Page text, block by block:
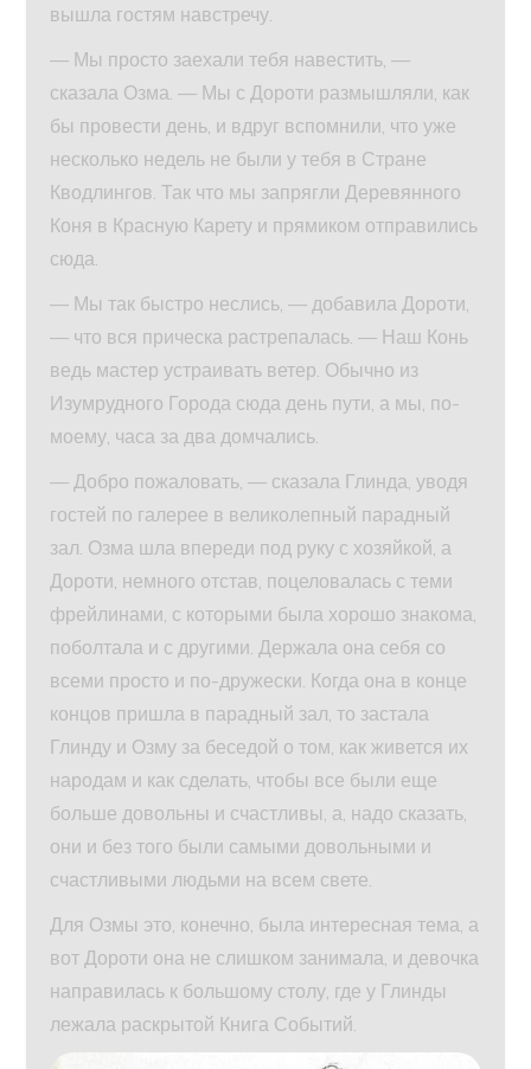
вышла гостям навстречу.
— Мы просто заехали тебя навестить, —
сказала Озма. — Мы с Дороти размышляли, как
бы провести день, и вдруг вспомнили, что уже
несколько недель не были у тебя в Стране
Кводлингов. Так что мы запрягли Деревянного
Коня в Красную Карету и прямиком отправились
сюда.
— Мы так быстро неслись, — добавила Дороти,
— что вся прическа растрепалась. — Наш Конь
ведь мастер устраивать ветер. Обычно из
Изумрудного Города сюда день пути, а мы, по-
моему, часа за два домчались.
— Добро пожаловать, — сказала Глинда, уводя
гостей по галерее в великолепный парадный
зал. Озма шла впереди под руку с хозяйкой, а
Дороти, немного отстав, поцеловалась с теми
фрейлинами, с которыми была хорошо знакома,
поболтала и с другими. Держала она себя со
всеми просто и по-дружески. Когда она в конце
концов пришла в парадный зал, то застала
Глинду и Озму за беседой о том, как живется их
народам и как сделать, чтобы все были еще
больше довольны и счастливы, а, надо сказать,
они и без того были самыми довольными и
счастливыми людьми на всем свете.
Для Озмы это, конечно, была интересная тема, а
вот Дороти она не слишком занимала, и девочка
направилась к большому столу, где у Глинды
лежала раскрытой Книга Событий.